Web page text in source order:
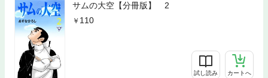
サムの大空【分冊版】 2
110
試し読み カートへ